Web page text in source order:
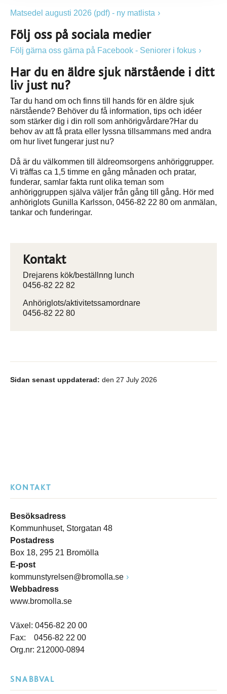
Matsedel augusti 2026 (pdf) - ny matlista
Följ oss på sociala medier
Följ gärna oss gärna på Facebook - Seniorer i fokus
Har du en äldre sjuk närstående i ditt
liv just nu?
Tar du hand om och finns till hands för en äldre sjuk
närstående? Behöver du få information, tips och idéer
som stärker dig i din roll som anhörigvårdare?Har du
behov av att få prata eller lyssna tillsammans med andra
om hur livet fungerar just nu?
Då är du välkommen till äldreomsorgens anhöriggrupper.
Vi träffas ca 1,5 timme en gång månaden och pratar,
funderar, samlar fakta runt olika teman som
anhöriggruppen själva väljer från gång till gång. Hör med
anhöriglots Gunilla Karlsson, 0456-82 22 80 om anmälan,
tankar och funderingar.
Kontakt
Drejarens kök/beställnng lunch
0456-82 22 82
Anhöriglots/aktivitetssamordnare
0456-82 22 80
Sidan senast uppdaterad: den 27 July 2026
KONTAKT
Besöksadress
Kommunhuset, Storgatan 48
Postadress
Box 18, 295 21 Bromölla
E-post
kommunstyrelsen@bromolla.se
Webbadress
www.bromolla.se
Växel: 0456-82 20 00
Fax: 0456-82 22 00
Org.nr: 212000-0894
SNABBVAL